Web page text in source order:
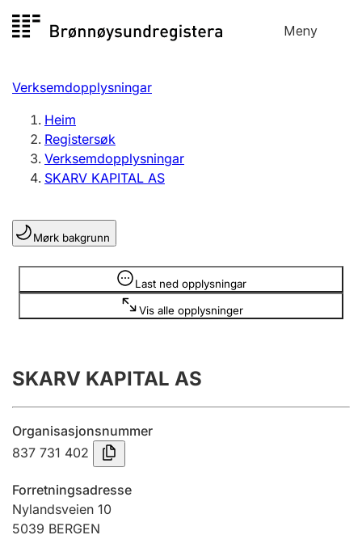
til
Meny
Registersøk
Aksjeselskap
Enkeltpersonføretak
Registrere, endre, slette
Lag og foreining
Registrere, endre, slette
Innsending og forseinkingsgebyr
Tinglysing
Jeger
Verksemdopplysningar
Heim
Registersøk
Verksemdopplysningar
SKARV KAPITAL AS
Mørk bakgrunn
Last ned opplysningar
Vis alle opplysninger
Opplysninger er skjult
SKARV KAPITAL AS
Organisasjonsnummer
837 731 402
Forretningsadresse
Nylandsveien 10
5039 BERGEN